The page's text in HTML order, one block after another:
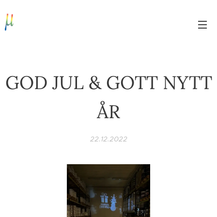
GOD JUL & GOTT NYTT
ÅR
22.12.2022